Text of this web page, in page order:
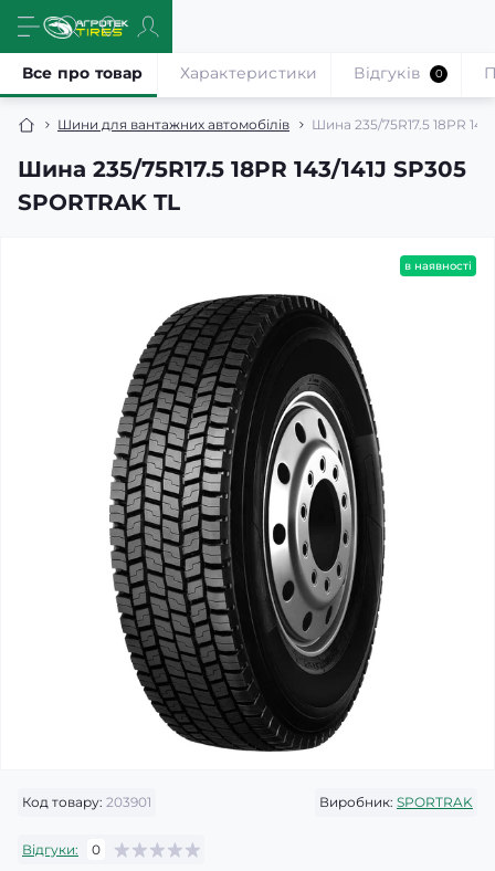
Шини для вантажних автомобілів Шина 235/75R17.5 18PR
Шина 235/75R17.5 18PR 143/141J SP305
SPORTRAK TL
Все про товар Характеристики Відгуків 0
в наявності
Код товару: 203901 Виробник: SPORTRAK
Відгуки: 0